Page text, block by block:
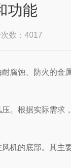
功能
数：4017
、防火的金属
。根据实际需求
底部。其主要